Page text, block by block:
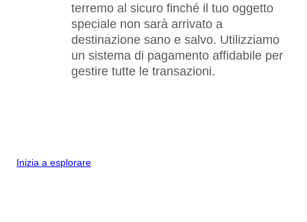
terremo al sicuro finché il tuo oggetto
speciale non sarà arrivato a
destinazione sano e salvo. Utilizziamo
un sistema di pagamento affidabile per
gestire tutte le transazioni.
Inizia a esplorare